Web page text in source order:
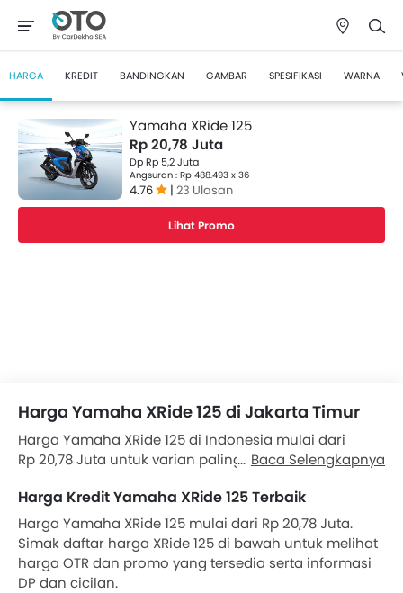
HARGA KREDIT BANDINGKAN GAMBAR SPESIFIKASI WARNA
Yamaha XRide 125
Rp 20,78 Juta
Dp Rp 5,2 Juta
Angsuran : Rp 488.493 x 36
4.76 | 23 Ulasan
Lihat Promo
Harga Yamaha XRide 125 di Jakarta Timur
Harga Yamaha XRide 125 di Indonesia mulai dari
Rp 20,78 Juta untuk varian paling bawah. Lihat daftar
lengkap dengan promo yang tersedia di bawah in.
Juga, Dapatkan harga terbaik dengan meminta
penawaran dari dealer resmi Yamaha.
Baca Selengkapnya
Harga Kredit Yamaha XRide 125 Terbaik
Harga Yamaha XRide 125 mulai dari Rp 20,78 Juta.
Simak daftar harga XRide 125 di bawah untuk melihat
harga OTR dan promo yang tersedia serta informasi
DP dan cicilan.